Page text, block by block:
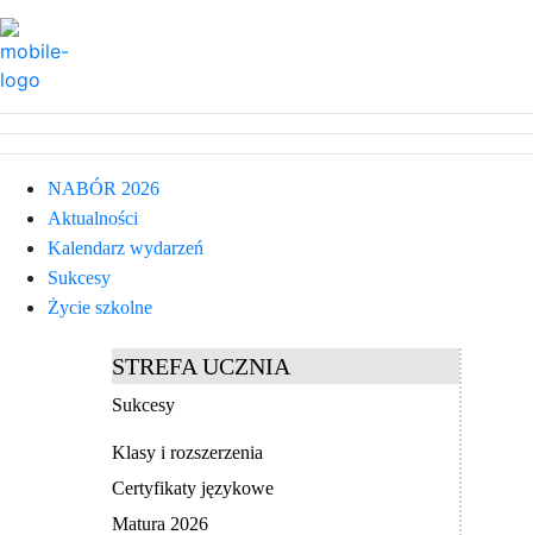
NABÓR 2026
Aktualności
Kalendarz wydarzeń
Sukcesy
Życie szkolne
STREFA UCZNIA
Sukcesy
Klasy i rozszerzenia
Certyfikaty językowe
Matura 2026